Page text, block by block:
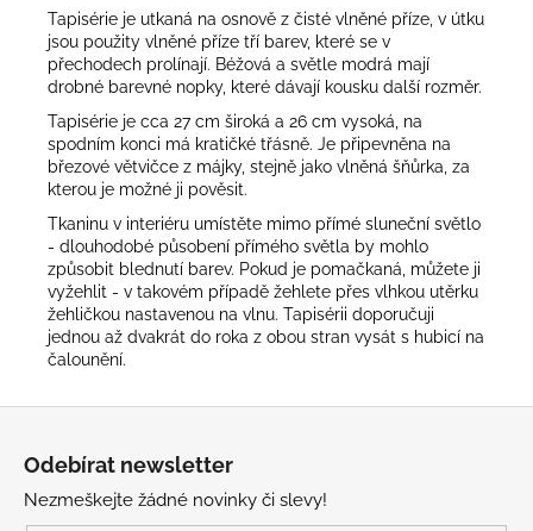
Tapisérie je utkaná na osnově z čisté vlněné příze, v útku
jsou použity vlněné příze tří barev, které se v
přechodech prolínají. Béžová a světle modrá mají
drobné barevné nopky, které dávají kousku další rozměr.
Tapisérie je cca 27 cm široká a 26 cm vysoká, na
spodním konci má kratičké třásně. Je připevněna na
březové větvičce z májky, stejně jako vlněná šňůrka, za
kterou je možné ji pověsit.
Tkaninu v interiéru umístěte mimo přímé sluneční světlo
- dlouhodobé působení přímého světla by mohlo
způsobit blednutí barev. Pokud je pomačkaná, můžete ji
vyžehlit - v takovém případě žehlete přes vlhkou utěrku
žehličkou nastavenou na vlnu. Tapisérii doporučuji
jednou až dvakrát do roka z obou stran vysát s hubicí na
čalounění.
Odebírat newsletter
Nezmeškejte žádné novinky či slevy!